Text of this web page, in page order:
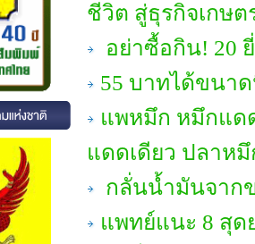
ชีวิต สู่ธุรกิจเกษต
อย่าซื้อกิน! 20
55 บาทได้ขนา
แพหมึก หมึกแด
แดดเดียว ปลาหมึ
กลั่นน้ำมันจาก
แพทย์แนะ 8 สุด